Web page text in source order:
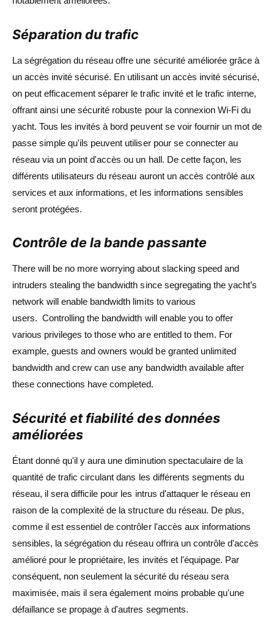
Séparation du trafic
La ségrégation du réseau offre une sécurité améliorée grâce à
un accès invité sécurisé. En utilisant un accès invité sécurisé,
on peut efficacement séparer le trafic invité et le trafic interne,
offrant ainsi une sécurité robuste pour la connexion Wi-Fi du
yacht. Tous les invités à bord peuvent se voir fournir un mot de
passe simple qu'ils peuvent utiliser pour se connecter au
réseau via un point d'accès ou un hall. De cette façon, les
différents utilisateurs du réseau auront un accès contrôlé aux
services et aux informations, et les informations sensibles
seront protégées.
Contrôle de la bande passante
There will be no more worrying about slacking speed and
intruders stealing the bandwidth since segregating the yacht’s
network will enable bandwidth limits to various
users. Controlling the bandwidth will enable you to offer
various privileges to those who are entitled to them. For
example, guests and owners would be granted unlimited
bandwidth and crew can use any bandwidth available after
these connections have completed.
Sécurité et fiabilité des données
améliorées
Étant donné qu'il y aura une diminution spectaculaire de la
quantité de trafic circulant dans les différents segments du
réseau, il sera difficile pour les intrus d'attaquer le réseau en
raison de la complexité de la structure du réseau. De plus,
comme il est essentiel de contrôler l'accès aux informations
sensibles, la ségrégation du réseau offrira un contrôle d'accès
amélioré pour le propriétaire, les invités et l'équipage. Par
conséquent, non seulement la sécurité du réseau sera
maximisée, mais il sera également moins probable qu'une
défaillance se propage à d'autres segments.